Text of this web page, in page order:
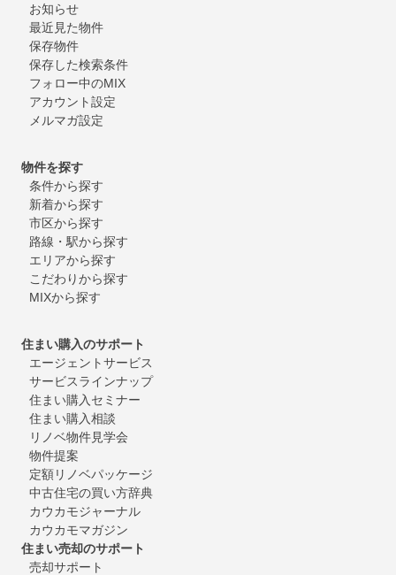
お知らせ
最近見た物件
保存物件
保存した検索条件
フォロー中のMIX
アカウント設定
メルマガ設定
物件を探す
条件から探す
新着から探す
市区から探す
路線・駅から探す
エリアから探す
こだわりから探す
MIXから探す
住まい購入のサポート
エージェントサービス
サービスラインナップ
住まい購入セミナー
住まい購入相談
リノベ物件見学会
物件提案
定額リノベパッケージ
中古住宅の買い方辞典
カウカモジャーナル
カウカモマガジン
住まい売却のサポート
売却サポート